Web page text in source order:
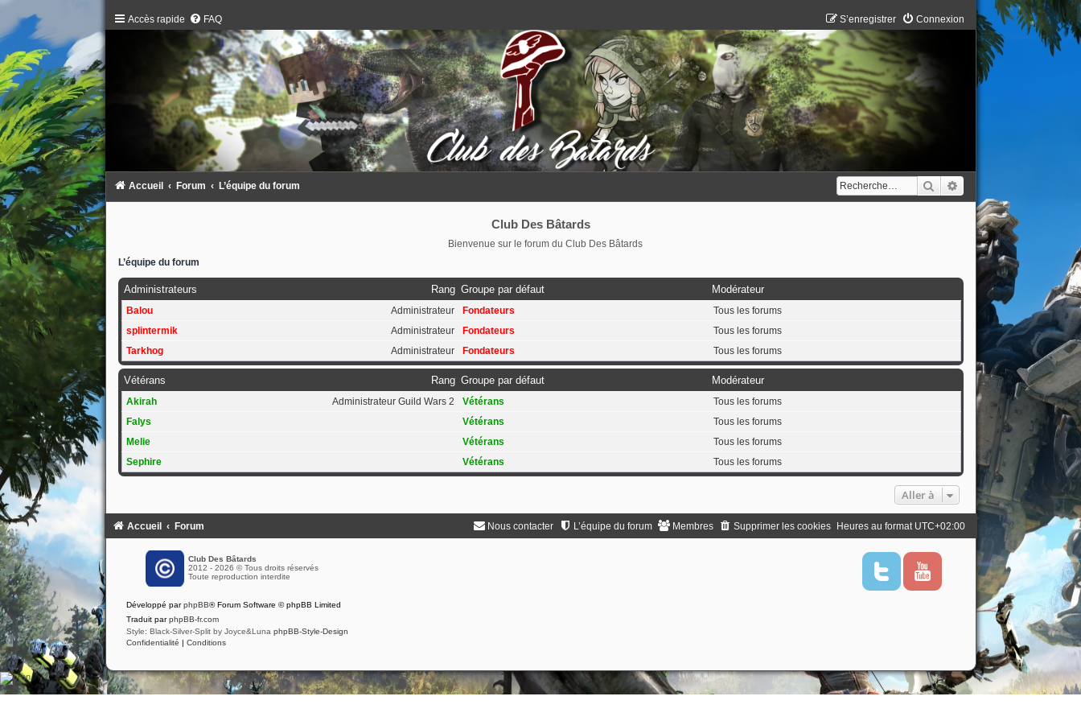
Accès rapide FAQ Connexion
S’enregistrer
Rechercher
Accueil Forum L’équipe du forum
Club Des Bâtards
Bienvenue sur le forum du Club Des Bâtards
L’équipe du forum
Rang
Administrateurs Groupe par défaut Modérateur
Administrateur
Balou Fondateurs
Tous les forums
Administrateur
splintermik Fondateurs
Tous les forums
Administrateur
Tarkhog Fondateurs Tous les forums
Rang
Vétérans Groupe par défaut Modérateur
Administrateur Guild Wars 2
Akirah Vétérans
Tous les forums
Falys
Vétérans
Tous les forums
Melie
Vétérans
Tous les forums
Sephire
Vétérans Tous les forums
Aller à
Accueil Forum Heures au format UTC+02:00
Supprimer les cookies
Membres
L’équipe du forum
Nous contacter
Club Des Bâtards
2012 - 2026 © Tous droits réservés
Toute reproduction interdite
T
i
Y
u
Développé parphpBB® Forum Software © phpBB Limited
Traduit parphpBB-fr.com
Style: Black-Silver-Split by Joyce&Luna phpBB-Style-Design
Confidentialité | Conditions